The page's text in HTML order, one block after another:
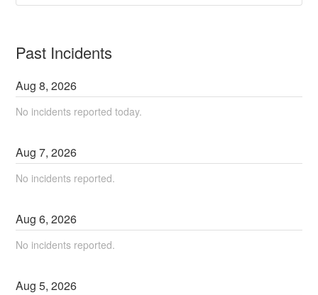
Past Incidents
Aug8,2026
No incidents reported today.
Aug7,2026
No incidents reported.
Aug6,2026
No incidents reported.
Aug5,2026